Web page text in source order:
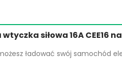
siłowa 16A CEE16
ładować swój samochód